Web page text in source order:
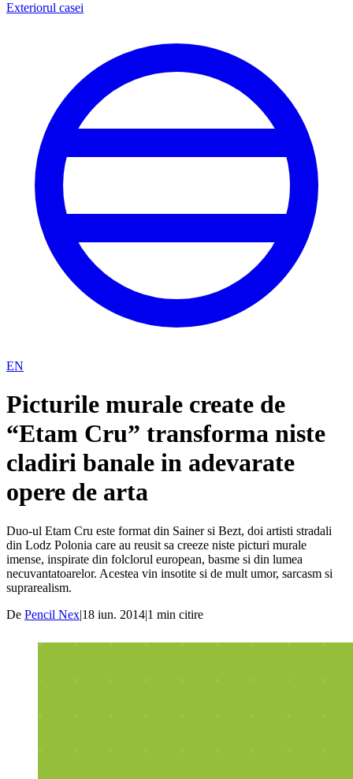
Exteriorul casei
EN
Picturile murale create de
“Etam Cru” transforma niste
cladiri banale in adevarate
opere de arta
Duo-ul Etam Cru este format din Sainer si Bezt, doi artisti stradali
din Lodz Polonia care au reusit sa creeze niste picturi murale
imense, inspirate din folclorul european, basme si din lumea
necuvantatoarelor. Acestea vin insotite si de mult umor, sarcasm si
suprarealism.
De Pencil Nex|18 iun. 2014|1 min citire